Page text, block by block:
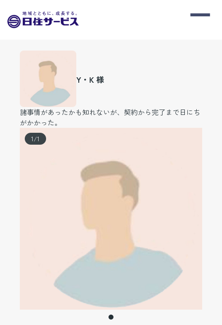
Y・K 様
諸事情があったかも知れないが、契約から完了まで日にち
がかかった。
1/1